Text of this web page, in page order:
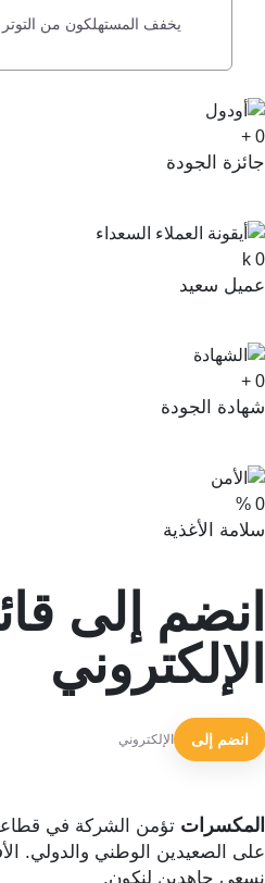
يخفف المستهلكون من التوتر
+
الجودة
k
سعيد
+
الجودة
%
الأغذية
إلى
انضم إلى
تؤمن الشركة في قطاعها
الصعيدين الوطني والدولي.
جاهدين لنكون.